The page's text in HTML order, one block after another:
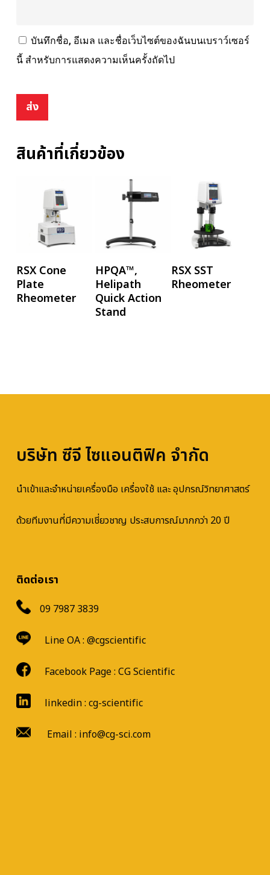
บันทึกชื่อ, อีเมล และชื่อเว็บไซต์ของฉันบนเบราว์เซอร์
นี้ สำหรับการแสดงความเห็นครั้งถัดไป
สินค้าที่เกี่ยวข้อง
อ่านเพิ่ม
RSX Cone
Plate
Rheometer
อ่านเพิ่ม
HPQA™,
Helipath
Quick Action
Stand
อ่านเพิ่ม
RSX SST
Rheometer
บริษัท ซีจี ไซแอนติฟิค จำกัด
นำเข้าและจำหน่ายเครื่องมือ เครื่องใช้ และ อุปกรณ์วิทยาศาสตร์
ด้วยทีมงานที่มีความเชี่ยวชาญ ประสบการณ์มากกว่า 20 ปี
ติดต่อเรา
09 7987 3839
Line OA : @cgscientific
Facebook Page : CG Scientific
linkedin : cg-scientific
Email : info@cg-sci.com